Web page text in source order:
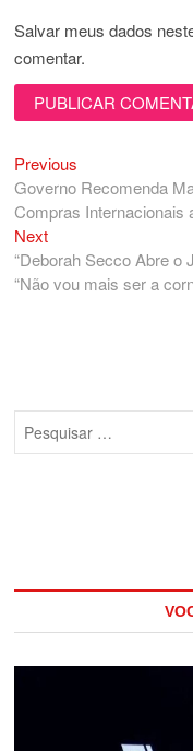
Salvar meus dados
comentar.
Navegação
de
Post
Previous
post:
Governo Recomenda
Compras Internacionais
NextNext
post:
“Deborah Secco Abre o
“Não vou mais ser a